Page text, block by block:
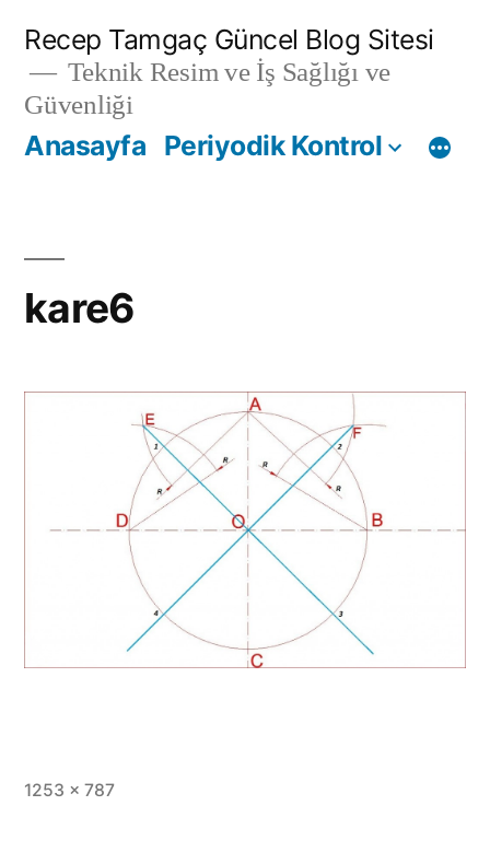
Recep Tamgaç Güncel Blog Sitesi
Teknik Resim ve İş Sağlığı ve
Güvenliği
Anasayfa Periyodik Kontrol
kare6
Tam
1253 × 787